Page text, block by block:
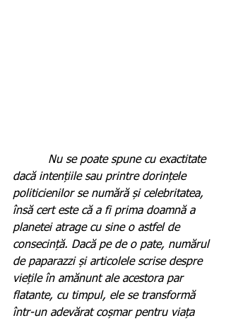
dacă intențiile sau printre dorințele
politicienilor se numără și celebritatea,
însă cert este că a fi prima doamnă a
planetei atrage cu sine o astfel de
consecință. Dacă pe de o pate, numărul
de paparazzi și articolele scrise despre
viețile în amănunt ale acestora par
flatante, cu timpul, ele se transformă
într-un adevărat coșmar pentru viața